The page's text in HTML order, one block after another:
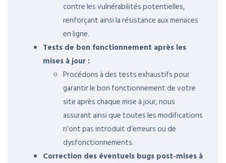
contre les vulnérabilités potentielles,
renforçant ainsi la résistance aux menaces
en ligne.
Tests de bon fonctionnement après les
mises à jour :
Procédons à des tests exhaustifs pour
garantir le bon fonctionnement de votre
site après chaque mise à jour, nous
assurant ainsi que toutes les modifications
n’ont pas introduit d’erreurs ou de
dysfonctionnements.
Correction des éventuels bugs post-mises à